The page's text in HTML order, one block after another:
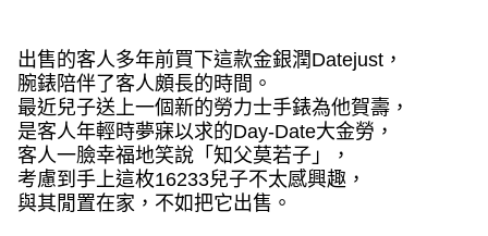
出售的客人多年前買下這款金銀潤Datejust，
腕錶陪伴了客人頗長的時間。
最近兒子送上一個新的勞力士手錶為他賀壽，
是客人年輕時夢寐以求的Day-Date大金勞，
客人一臉幸福地笑說「知父莫若子」，
考慮到手上這枚16233兒子不太感興趣，
與其閒置在家，不如把它出售。